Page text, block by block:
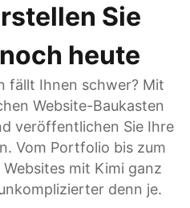
Sie
heute
fällt Ihnen schwer? Mit
Website-Baukasten
veröffentlichen Sie Ihre
Vom Portfolio bis zum
mit Kimi ganz
denn je.